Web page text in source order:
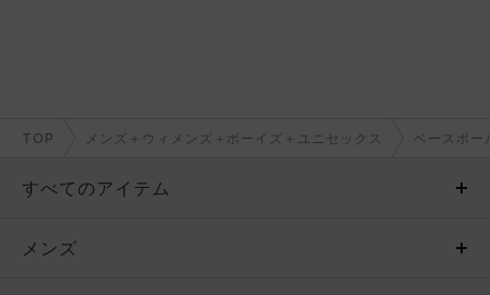
TOP メンズ＋ウィメンズ＋ボーイズ＋ユニセックス ベースボー
すべてのアイテム
メンズ
メンズ